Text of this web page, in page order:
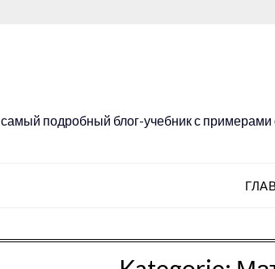
самый подробный блог-учебник с примерами